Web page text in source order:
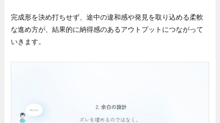
完成形を決め打ちせず、途中の違和感や発見を取り込める柔軟
な進め方が、結果的に納得感のあるアウトプットにつながって
いきます。